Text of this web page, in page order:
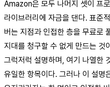
Amazon은 모두 나머지 셋이 프
라이브러리에 자금을 댄다. 표준
버는 지점과 인접한 층을 무료로
지대를 청구할 수 없게 만드는
그럭저럭 설명하며, 여기 나열한
유일한 항목이다. 그러나 이 설명